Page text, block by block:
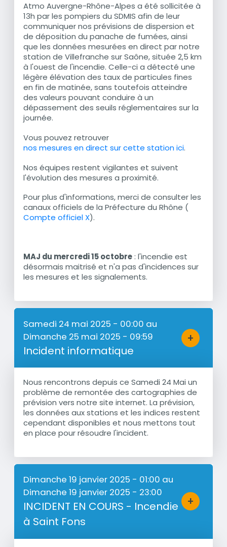
Atmo Auvergne-Rhône-Alpes a été sollicitée à
13h par les pompiers du SDMIS afin de leur
communiquer nos prévisions de dispersion et
de déposition du panache de fumées, ainsi
que les données mesurées en direct par notre
station de Villefranche sur Saône, située 2,5 km
à l'ouest de l'incendie. Celle-ci a détecté une
légère élévation des taux de particules fines
en fin de matinée, sans toutefois atteindre
des valeurs pouvant conduire à un
dépassement des seuils réglementaires sur la
journée.
Vous pouvez retrouver
nos mesures en direct sur cette station ici.
Nos équipes restent vigilantes et suivent
l'évolution des mesures a proximité.
Pour plus d'informations, merci de consulter les
canaux officiels de la Préfecture du Rhône (
Compte officiel X).
MAJ du mercredi 15 octobre: l'incendie est
désormais maitrisé et n'a pas d'incidences sur
les mesures et les signalements.
Samedi 24 mai 2025 - 00:00 au
Dimanche 25 mai 2025 - 09:59
Incident informatique
+
Bouton
Résumé
Nous rencontrons depuis ce Samedi 24 Mai un
problème de remontée des cartographies de
prévision vers notre site internet. La prévision,
les données aux stations et les indices restent
cependant disponibles et nous mettons tout
en place pour résoudre l'incident.
Dimanche 19 janvier 2025 - 01:00 au
Dimanche 19 janvier 2025 - 23:00
INCIDENT EN COURS - Incendie
à Saint Fons
+
Bouton